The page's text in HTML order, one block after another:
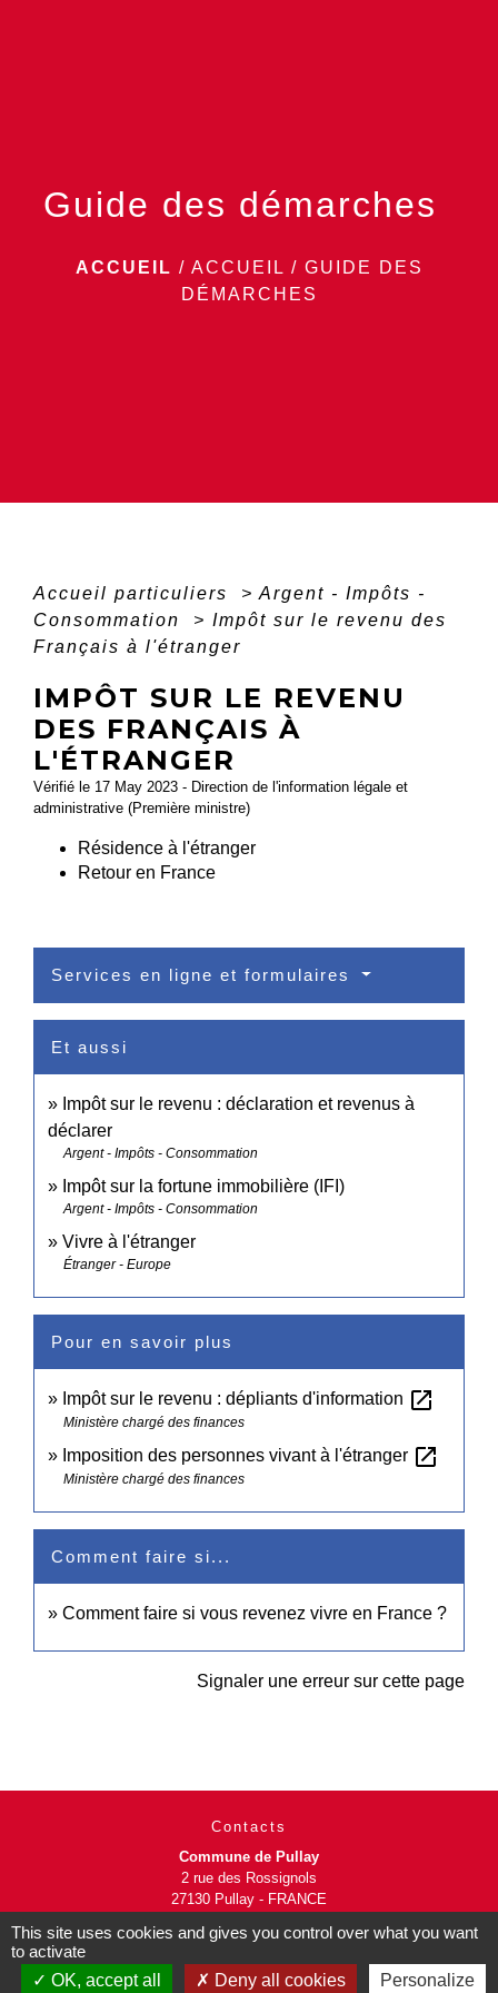
Guide des démarches
ACCUEIL / ACCUEIL / GUIDE DES
DÉMARCHES
Accueil particuliers > Argent - Impôts -
Consommation
> Impôt sur le revenu des
Français à l'étranger
IMPÔT SUR LE REVENU
DES FRANÇAIS À
L'ÉTRANGER
Vérifié le 17 May 2023 - Direction de l'information légale et
administrative (Première ministre)
Résidence à l'étranger
Retour en France
Services en ligne et formulaires
Et aussi
Impôt sur le revenu : déclaration et revenus à
déclarer
Argent - Impôts - Consommation
Impôt sur la fortune immobilière (IFI)
Argent - Impôts - Consommation
Vivre à l'étranger
Étranger - Europe
Pour en savoir plus
Impôt sur le revenu : dépliants d'information open_in_new
Ministère chargé des finances
Imposition des personnes vivant à l'étranger open_in_new
Ministère chargé des finances
Comment faire si...
Comment faire si vous revenez vivre en France ?
Signaler une erreur sur cette page
Contacts
Commune de Pullay
2 rue des Rossignols
27130 Pullay - FRANCE
Site internet :
www.pullay.fr
This site uses cookies and gives you control over what you want
to activate
OK, accept all
Deny all cookies Personalize